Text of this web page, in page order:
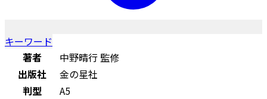
キーワード
著者
中野晴行 監修
出版社
金の星社
判型
A5